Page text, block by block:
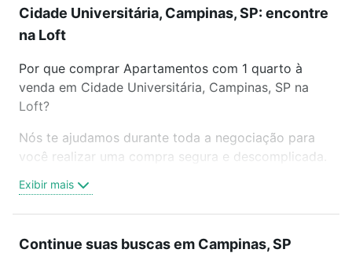
Cidade Universitária, Campinas, SP: encontre
na Loft
Por que comprar Apartamentos com 1 quarto à
venda em Cidade Universitária, Campinas, SP na
Loft?
Nós te ajudamos durante toda a negociação para
você realizar uma compra segura e descomplicada.
trabalho e do metrô, aqui você vai encontrar a
oferta ideal de Apartamentos com 1 quarto à venda
conquistar seu sonho. Agende uma visita presencial
Exibir mais
Continue suas buscas em Campinas, SP